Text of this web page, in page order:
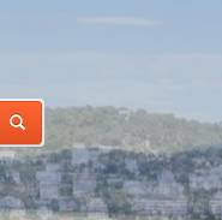
Commerces
Mode, ...
Loisirs